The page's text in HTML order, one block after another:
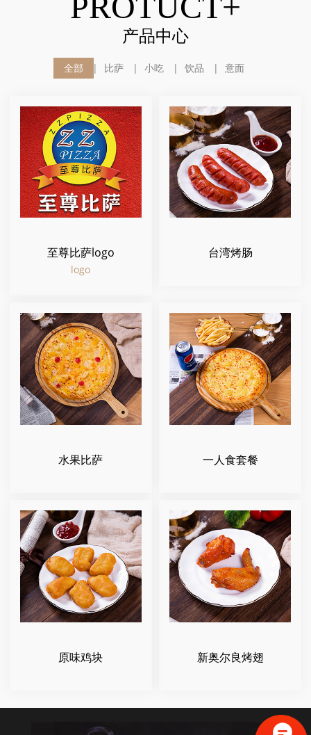
产品中心
全部 比萨 小吃 饮品 意面
至尊比萨logo
logo
台湾烤肠
水果比萨 一人食套餐
原味鸡块 新奥尔良烤翅